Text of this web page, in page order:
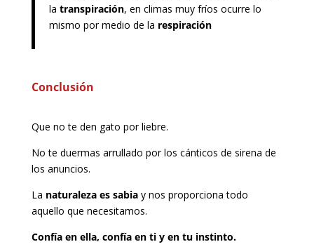
la transpiración, en climas muy fríos ocurre lo
mismo por medio de la respiración
Conclusión
Que no te den gato por liebre.
No te duermas arrullado por los cánticos de sirena de
los anuncios.
La naturaleza es sabiay nos proporciona todo
aquello que necesitamos.
Confía en ella, confía en ti y en tu instinto.